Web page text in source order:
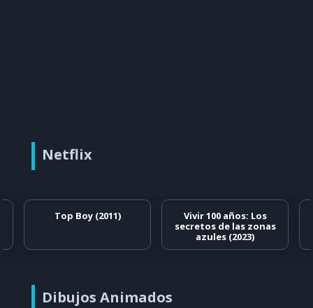
Netflix
Top Boy (2011)
Vivir 100 años: Los
secretos de las zonas
azules (2023)
Dibujos Animados